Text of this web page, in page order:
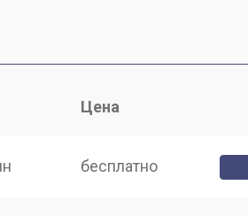
Цена
бесплатно